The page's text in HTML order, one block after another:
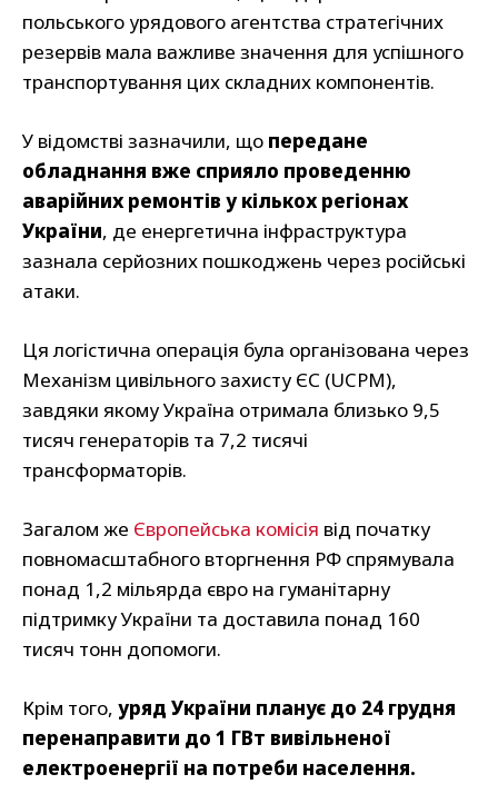
польського урядового агентства стратегічних
резервів мала важливе значення для успішного
транспортування цих складних компонентів.
У відомстві зазначили, що передане
обладнання вже сприяло проведенню
аварійних ремонтів у кількох регіонах
України, де енергетична інфраструктура
зазнала серйозних пошкоджень через російські
атаки.
Ця логістична операція була організована через
Механізм цивільного захисту ЄС (UCPM),
завдяки якому Україна отримала близько 9,5
тисяч генераторів та 7,2 тисячі
трансформаторів.
Загалом же Європейська комісія від початку
повномасштабного вторгнення РФ спрямувала
понад 1,2 мільярда євро на гуманітарну
підтримку України та доставила понад 160
тисяч тонн допомоги.
Крім того, уряд України планує до 24 грудня
перенаправити до 1 ГВт вивільненої
електроенергії на потреби населення.